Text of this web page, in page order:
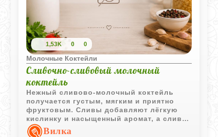
1,53K 0 0
Молочные Коктейли
Сливочно-сливовый молочный
коктейль
Нежный сливово-молочный коктейль
получается густым, мягким и приятно
фруктовым. Сливы добавляют лёгкую
кислинку и насыщенный аромат, а сливки
делают текстуру особенно бархатистой.
Вилка